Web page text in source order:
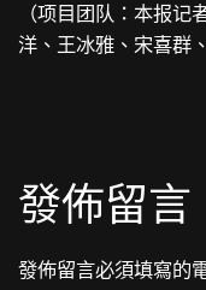
（项目团队：本报
洋、王冰雅、宋喜群
發佈留言
發佈留言必須填寫的